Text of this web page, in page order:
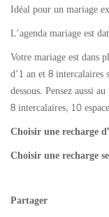
Idéal pour un mariage
L’agenda mariage est
Votre mariage est dans
d’1 an et 8 intercalaires
dessous. Pensez aussi au
8 intercalaires, 10
Choisir une recharge
Choisir une recharge
Partager